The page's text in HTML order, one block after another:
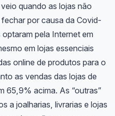
quando as lojas não
por causa da Covid-
pela Internet em
em lojas essenciais
online de produtos para o
as vendas das lojas de
65,9% acima. As “outras”
a joalharias, livrarias e lojas